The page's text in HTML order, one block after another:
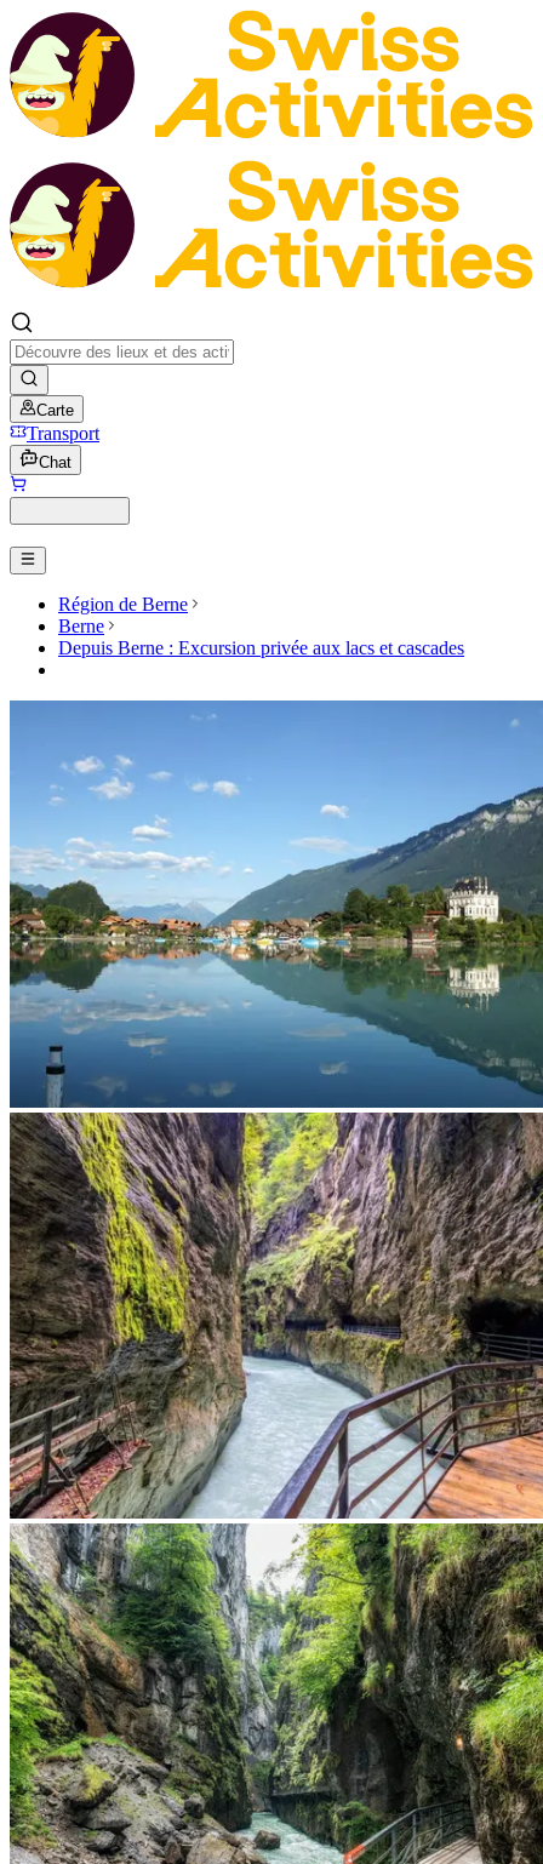
Carte
Transport
Chat
Région de Berne
Berne
Depuis Berne : Excursion privée aux lacs et cascades